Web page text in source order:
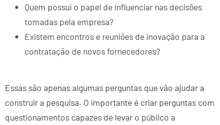
Quem possui o papel de influenciar nas decisões
tomadas pela empresa?
Existem encontros e reuniões de inovação para a
contratação de novos fornecedores?
Essas são apenas algumas perguntas que vão ajudar a
construir a pesquisa. O importante é criar perguntas com
questionamentos capazes de levar o público a